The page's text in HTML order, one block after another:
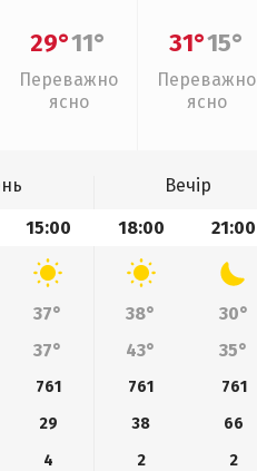
29°11°
Переважно
ясно
31°15°
Переважно
ясно
Вечір
15:00 18:00 21:00
37° 38°
30°
37° 43° 35°
761 761
761
29 38
66
4 2
2